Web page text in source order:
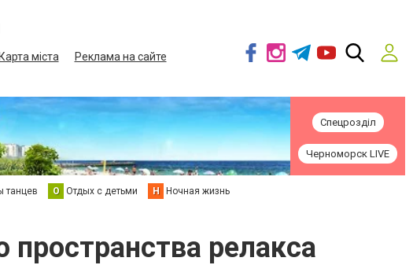
Карта міста
Реклама на сайте
Спецрозділ
Черноморск LIVE
танцев О Отдых с детьми Н Ночная жизнь
релакса